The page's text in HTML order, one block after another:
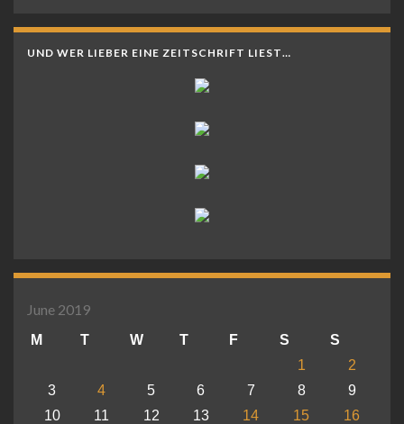
UND WER LIEBER EINE ZEITSCHRIFT LIEST…
June 2019
M T W T F S
S
1
2
3
4 5 6 7 8
9
10
11 12 13 14 15 16